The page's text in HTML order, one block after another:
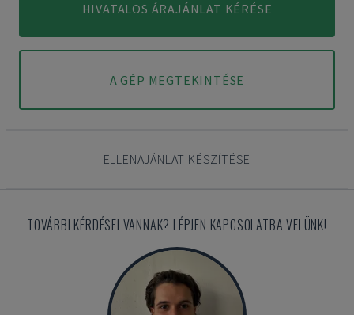
HIVATALOS ÁRAJÁNLAT KÉRÉSE
A GÉP MEGTEKINTÉSE
ELLENAJÁNLAT KÉSZÍTÉSE
TOVÁBBI KÉRDÉSEI VANNAK? LÉPJEN KAPCSOLATBA VELÜNK!